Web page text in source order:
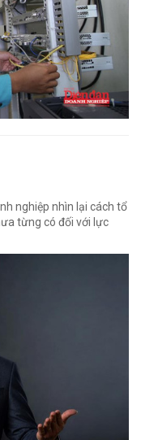
nghiệp nhìn lại cách tổ
từng có đối với lực